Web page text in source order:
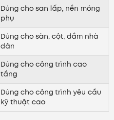
Dùng cho san lấp, nền móng
phụ
Dùng cho sàn, cột, dầm nhà
dân
Dùng cho công trình cao
tầng
Dùng cho công trình yêu cầu
kỹ thuật cao